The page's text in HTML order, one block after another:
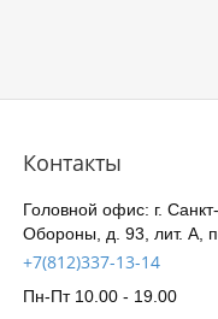
Контакты
Головной офис: г.
Обороны, д. 93, лит. А,
+7(812)337-13-14
Пн-Пт 10.00 - 19.00